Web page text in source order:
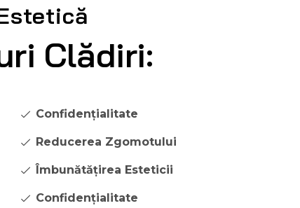
Clădiri:
Confidențialitate
Reducerea Zgomotului
Îmbunătățirea Esteticii
Confidențialitate